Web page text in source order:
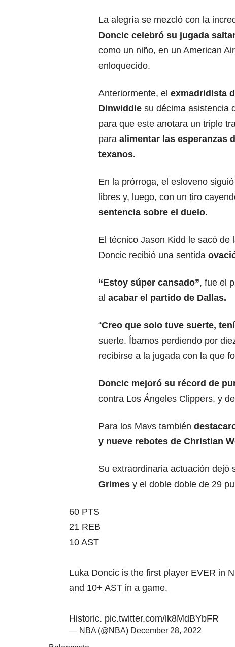
La alegría se mezcló con la
Doncic celebró su jugada
como un niño, en un American
enloquecido.
Anteriormente, el exmadridista
Dinwiddie su décima asistencia
para que este anotara un triple
para alimentar las esperanzas
texanos.
En la prórroga, el esloveno
libres y, luego, con un tiro
sentencia sobre el duelo.
El técnico Jason Kidd le sacó
Doncic recibió una sentida
“Estoy súper cansado”, fue el
al acabar el partido de Dallas.
“Creo que solo tuve suerte,
suerte. Íbamos perdiendo por
recibirse a la jugada con la que
Doncic mejoró su récord de
contra Los Ángeles Clippers, y
Para los Mavs también
y nueve rebotes de Christian
Su extraordinaria actuación dejó
Grimes y el doble doble de 29
60 PTS
21 REB
10 AST
Luka Doncic is the first player EVER in
and 10+ AST in a game.
Historic. pic.twitter.com/ik8MdBYbFR
— NBA (@NBA) December 28, 2022